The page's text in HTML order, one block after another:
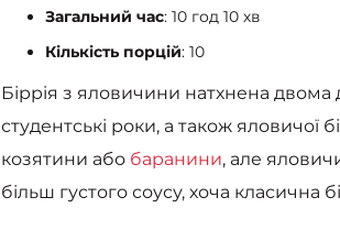
Загальний час: 10 год 10 хв
Кількість порцій: 10
Біррія з яловичини натхнена
студентські роки, а також яловичої
козятини або баранини, але
більш густого соусу, хоча класична